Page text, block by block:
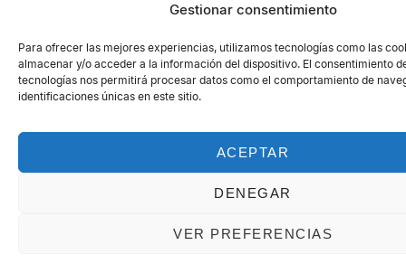
Gestionar consentimiento
Para ofrecer las mejores experiencias, utilizamos tecnologías como las
almacenar y/o acceder a la información del dispositivo. El consentimiento
tecnologías nos permitirá procesar datos como el comportamiento de
identificaciones únicas en este sitio.
ACEPTAR
DENEGAR
VER PREFERENCIAS